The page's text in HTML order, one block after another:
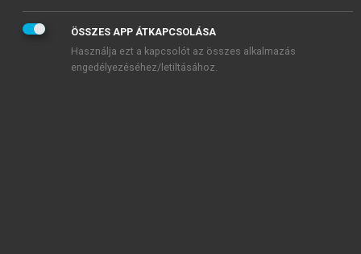
ÖSSZES APP ÁTKAPCSOLÁSA
Használja ezt a kapcsolót az összes alkalmazás
engedélyezéséhez/letiltásához.